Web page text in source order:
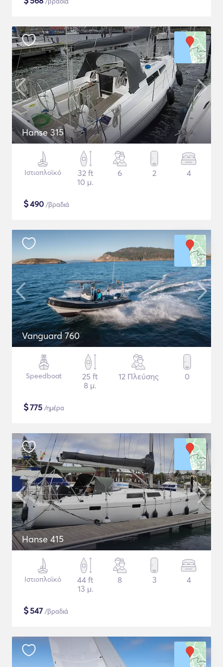
Hanse 315
Ιστιοπλοϊκό
32 ft
10 μ.
6 2 4
$490 /βραδιά
Vanguard 760
Speedboat
25 ft
8 μ.
12 Πλεύσης 0
$775 /ημέρα
Hanse 415
Ιστιοπλοϊκό
44 ft
13 μ.
8 3 4
$547 /βραδιά